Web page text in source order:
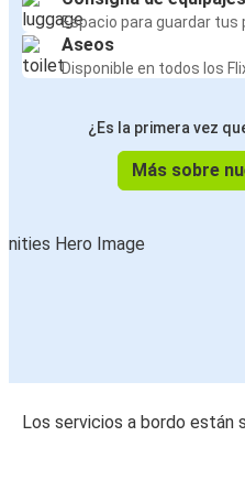
Espacio para guardar
Aseos
Disponible en todos los
¿Es la primera vez
Más sobre
Los servicios a bordo están